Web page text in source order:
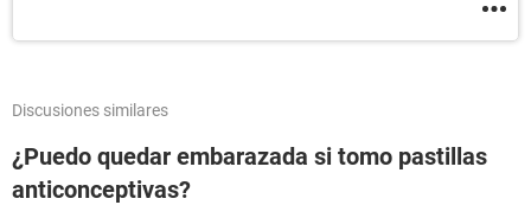
Discusiones similares
¿Puedo quedar embarazada si tomo pastillas
anticonceptivas?